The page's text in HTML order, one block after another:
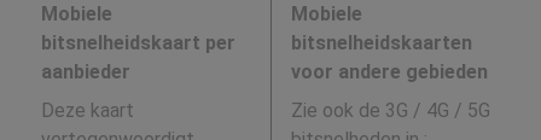
Mobiele
bitsnelheidskaart per
aanbieder
Deze kaart
Mobiele
bitsnelheidskaarten
voor andere gebieden
Zie ook de 3G / 4G / 5G